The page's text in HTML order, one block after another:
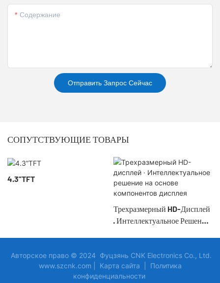
Содержание
Отправить Запрос Сейчас
СОПУТСТВУЮЩИЕ ТОВАРЫ
4.3”TFT
Трехразмерный HD-Дисплей
· Интеллектуальное Решение
Авторское право © 2024 Фуцзянь CNK Electronics Co., Ltd.
www.szcnk.com |
Карта сайта
Политика
конфиденциальности